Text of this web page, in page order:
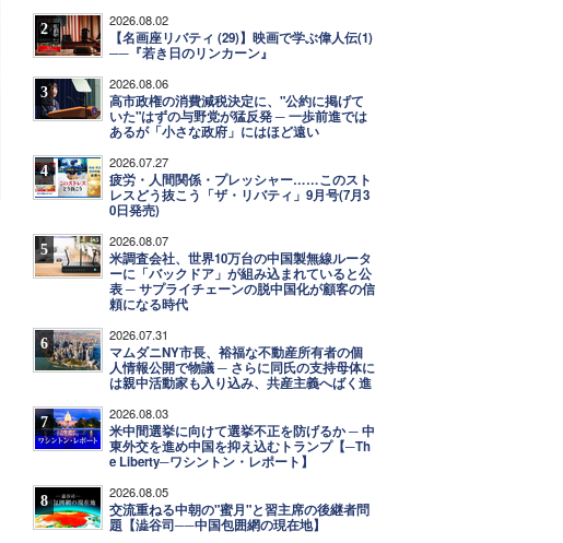
2 2026.08.02
【名画座リバティ (29)】映画で学ぶ偉人伝(1)
──『若き日のリンカーン』
3 2026.08.06
高市政権の消費減税決定に、"公約に掲げて
いた"はずの与野党が猛反発 ─ 一歩前進では
あるが「小さな政府」にはほど遠い
4 2026.07.27
疲労・人間関係・プレッシャー……このスト
レスどう抜こう「ザ・リバティ」9月号(7月3
0日発売)
5 2026.08.07
米調査会社、世界10万台の中国製無線ルータ
ーに「バックドア」が組み込まれていると公
表 ─ サプライチェーンの脱中国化が顧客の信
頼になる時代
6 2026.07.31
マムダニNY市長、裕福な不動産所有者の個
人情報公開で物議 ─ さらに同氏の支持母体に
は親中活動家も入り込み、共産主義へばく進
7 2026.08.03
米中間選挙に向けて選挙不正を防げるか ─ 中
東外交を進め中国を抑え込むトランプ【─Th
e Liberty─ワシントン・レポート】
8 2026.08.05
交流重ねる中朝の"蜜月"と習主席の後継者問
題【澁谷司──中国包囲網の現在地】